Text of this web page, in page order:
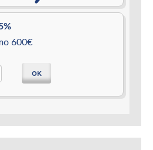
600€
OK